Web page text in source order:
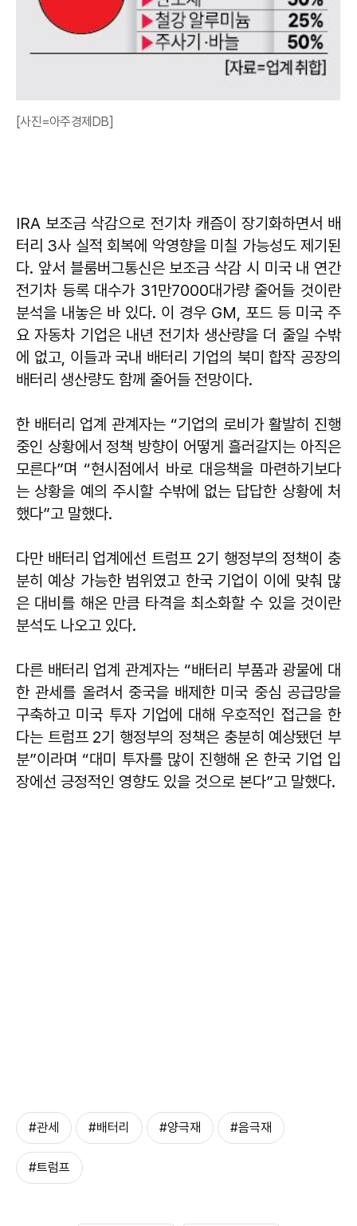
[사진=아주경제DB]
IRA 보조금 삭감으로 전기차 캐즘이 장기화하면서 배
터리 3사 실적 회복에 악영향을 미칠 가능성도 제기된
다. 앞서 블룸버그통신은 보조금 삭감 시 미국 내 연간
전기차 등록 대수가 31만7000대가량 줄어들 것이란
분석을 내놓은 바 있다. 이 경우 GM, 포드 등 미국 주
요 자동차 기업은 내년 전기차 생산량을 더 줄일 수밖
에 없고, 이들과 국내 배터리 기업의 북미 합작 공장의
배터리 생산량도 함께 줄어들 전망이다.
한 배터리 업계 관계자는 “기업의 로비가 활발히 진행
중인 상황에서 정책 방향이 어떻게 흘러갈지는 아직은
모른다”며 “현시점에서 바로 대응책을 마련하기보다
는 상황을 예의 주시할 수밖에 없는 답답한 상황에 처
했다”고 말했다.
다만 배터리 업계에선 트럼프 2기 행정부의 정책이 충
분히 예상 가능한 범위였고 한국 기업이 이에 맞춰 많
은 대비를 해온 만큼 타격을 최소화할 수 있을 것이란
분석도 나오고 있다.
다른 배터리 업계 관계자는 “배터리 부품과 광물에 대
한 관세를 올려서 중국을 배제한 미국 중심 공급망을
구축하고 미국 투자 기업에 대해 우호적인 접근을 한
다는 트럼프 2기 행정부의 정책은 충분히 예상됐던 부
분”이라며 “대미 투자를 많이 진행해 온 한국 기업 입
장에선 긍정적인 영향도 있을 것으로 본다”고 말했다.
#관세 #배터리 #양극재 #음극재
#트럼프